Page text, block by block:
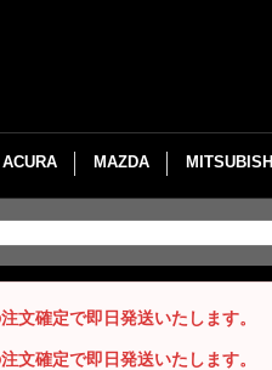
MAZDA MITSUBISHI
文確定で即日発送いたします。
文確定で即日発送いたします。